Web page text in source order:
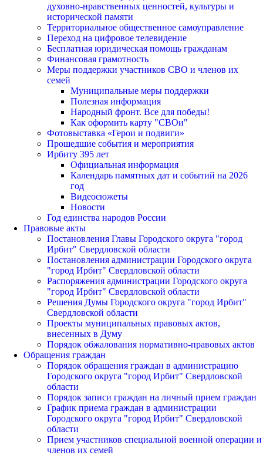
духовно-нравственных ценностей, культуры и
исторической памяти
Территориальное общественное самоуправление
Переход на цифровое телевидение
Бесплатная юридическая помощь гражданам
Финансовая грамотность
Меры поддержки участников СВО и членов их
семей
Муниципальные меры поддержки
Полезная информация
Народный фронт. Все для победы!
Как оформить карту "СВОи"
Фотовыставка «Герои и подвиги»
Прошедшие события и мероприятия
Ирбиту 395 лет
Официальная информация
Календарь памятных дат и событий на 2026
год
Видеосюжеты
Новости
Год единства народов России
Правовые акты
Постановления Главы Городского округа "город
Ирбит" Свердловской области
Постановления администрации Городского округа
"город Ирбит" Свердловской области
Распоряжения администрации Городского округа
"город Ирбит" Свердловской области
Решения Думы Городского округа "город Ирбит"
Свердловской области
Проекты муниципальных правовых актов,
внесенных в Думу
Порядок обжалования нормативно-правовых актов
Обращения граждан
Порядок обращения граждан в администрацию
Городского округа "город Ирбит" Свердловской
области
Порядок записи граждан на личный прием граждан
График приема граждан в администрации
Городского округа "город Ирбит" Свердловской
области
Прием участников специальной военной операции и
членов их семей